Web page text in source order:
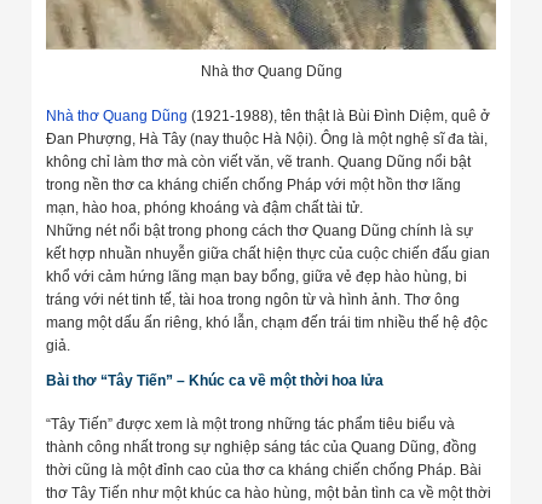
Nhà thơ Quang Dũng
Nhà thơ Quang Dũng (1921-1988), tên thật là Bùi Đình Diệm, quê ở
Đan Phượng, Hà Tây (nay thuộc Hà Nội). Ông là một nghệ sĩ đa tài,
không chỉ làm thơ mà còn viết văn, vẽ tranh. Quang Dũng nổi bật
trong nền thơ ca kháng chiến chống Pháp với một hồn thơ lãng
mạn, hào hoa, phóng khoáng và đậm chất tài tử.
Những nét nổi bật trong phong cách thơ Quang Dũng chính là sự
kết hợp nhuần nhuyễn giữa chất hiện thực của cuộc chiến đấu gian
khổ với cảm hứng lãng mạn bay bổng, giữa vẻ đẹp hào hùng, bi
tráng với nét tinh tế, tài hoa trong ngôn từ và hình ảnh. Thơ ông
mang một dấu ấn riêng, khó lẫn, chạm đến trái tim nhiều thế hệ độc
giả.
Bài thơ “Tây Tiến” – Khúc ca về một thời hoa lửa
“Tây Tiến” được xem là một trong những tác phẩm tiêu biểu và
thành công nhất trong sự nghiệp sáng tác của Quang Dũng, đồng
thời cũng là một đỉnh cao của thơ ca kháng chiến chống Pháp. Bài
thơ Tây Tiến như một khúc ca hào hùng, một bản tình ca về một thời